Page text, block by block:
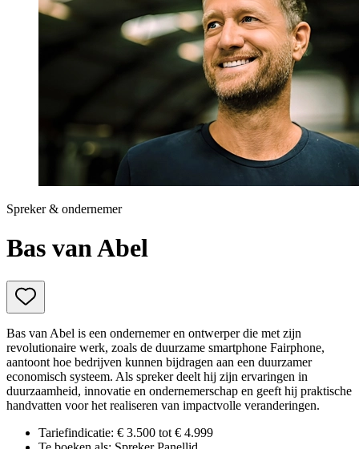
Prinsjesdag
Samenwerken
Technologie & Innovatie
Spreker & ondernemer
Bas van Abel
Bas van Abel is een ondernemer en ontwerper die met zijn
revolutionaire werk, zoals de duurzame smartphone Fairphone,
aantoont hoe bedrijven kunnen bijdragen aan een duurzamer
economisch systeem. Als spreker deelt hij zijn ervaringen in
duurzaamheid, innovatie en ondernemerschap en geeft hij praktische
handvatten voor het realiseren van impactvolle veranderingen.
Tariefindicatie: € 3.500 tot € 4.999